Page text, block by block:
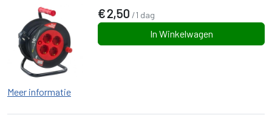
€2,50 /1 dag
In Winkelwagen
Meer informatie